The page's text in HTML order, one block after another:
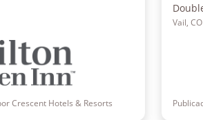
Crescent Hotels & Resorts
Vail, CO